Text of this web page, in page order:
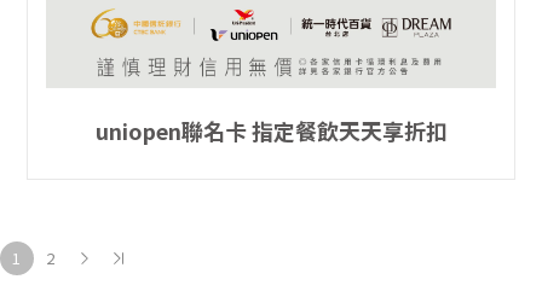
uniopen聯名卡 指定餐飲天天享折扣
1 2